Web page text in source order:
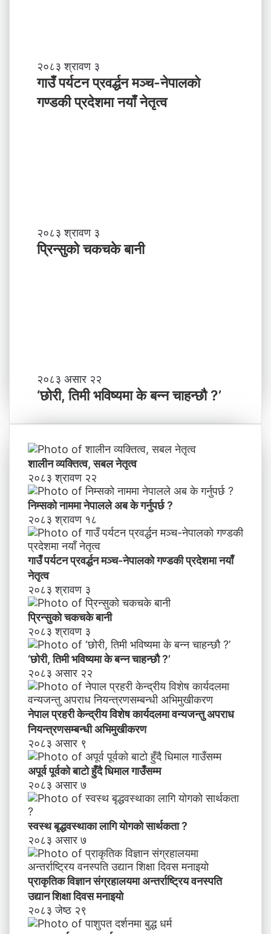
ब
के
ग
र्नु
गा
उँ
र्य
ने
पा
न
याँ
तृ
२०८३ श्रावण ३
गाउँ पर्यटन प्रवर्द्धन मञ्च-नेपालकाे
गण्डकी प्रदेशमा नयाँ नेतृत्व
प्रि
न्सु
को
२०८३ श्रावण ३
प्रिन्सुको चकचके बानी
‘
छो
मी
भ
वि
ष्य
मा
के
ब
न्न
चा
ह
न्छौ
?
’
२०८३ असार २२
‘छोरी, तिमी भविष्यमा के बन्न चाहन्छौ ?’
शालीन व्यक्तित्व, सबल नेतृत्व
२०८३ श्रावण २२
निम्सकाे नाममा नेपालले अब के गर्नुपर्छ ?
२०८३ श्रावण १८
गाउँ पर्यटन प्रवर्द्धन मञ्च-नेपालकाे गण्डकी प्रदेशमा नयाँ
नेतृत्व
२०८३ श्रावण ३
प्रिन्सुको चकचके बानी
२०८३ श्रावण ३
‘छोरी, तिमी भविष्यमा के बन्न चाहन्छौ ?’
२०८३ असार २२
नेपाल प्रहरी केन्द्रीय विशेष कार्यदलमा वन्यजन्तु अपराध
नियन्त्रणसम्बन्धी अभिमुखीकरण
२०८३ असार ९
अपूर्व पूर्वको बाटो हुँदै धिमाल गाउँसम्म
२०८३ असार ७
स्वस्थ बृद्धवस्थाका लागि योगको सार्थकता ?
२०८३ असार ७
प्राकृतिक विज्ञान संग्रहालयमा अन्तर्राष्ट्रिय वनस्पति
उद्यान शिक्षा दिवस मनाइयाे
२०८३ जेष्ठ २९